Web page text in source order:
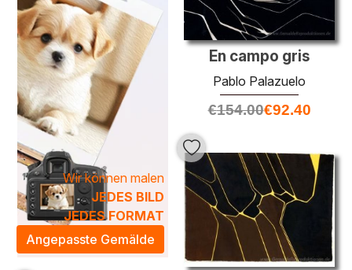
einfügen. Jedes Kunstwerk bringt eine künstlerische
Atmosphäre in Ihr Zuhause und fördert eine inspirierende
Umgebung. Lassen Sie sich von der Kraft der abstrakten
Formen und der Tiefe der Farben beeindrucken und
verwandeln Sie Ihre Wände in eine Galerie des
künstlerischen Ausdrucks.
Wir können malen
JEDES BILD
JEDES FORMAT
Angepasste Gemälde
En campo gris
Pablo Palazuelo
€154.00€92.40